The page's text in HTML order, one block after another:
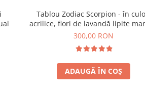
Tablou Zodiac Scorpion - în
acrilice, flori de lavandă lipite
300,00 RON
ADAUGĂ ÎN COȘ